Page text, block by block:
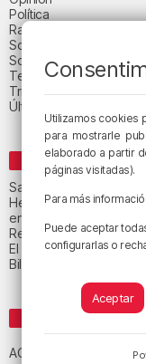
Política
Radio Popular-Herri Irratia
Social y religión
Sociedad
Tecnología
Triple B
Última hora
San Juan de
Heridas dos personas
en Muskiz
Recuperado el cuerpo
El tiempo este jueves
Bilbao celebra el 27 de
ACB
Utilizamos cookies
para mostrarle
elaborado a partir
páginas visitadas).
Para más
Puede aceptar
configurarlas o
Aceptar